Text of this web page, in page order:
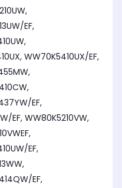
EF,
WW70K5410UX/EF,
EF,
EF, WW80K5210VW,
EF,
EF,